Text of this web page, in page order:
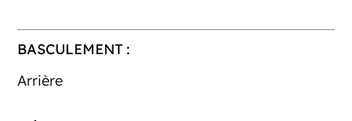
BASCULEMENT :
Arrière